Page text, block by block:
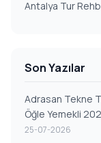
Antalya Tur
Son Yazılar
Adrasan Tekne
Öğle Yemekli
25-07-2026